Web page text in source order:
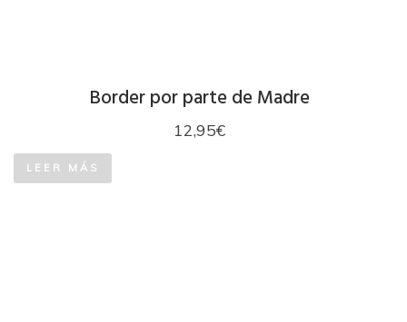
Border por parte de Madre
12,95€
LEER MÁS